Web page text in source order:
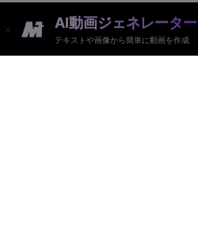
AI動画ジェネレーター
テキストや画像から簡単に動画を作成